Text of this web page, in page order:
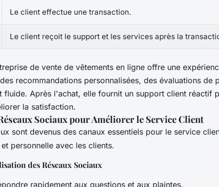
Le client effectue une transaction.
Le client reçoit le support et les services après la
de vente de vêtements en ligne offre une
recommandations personnalisées, des évaluations de
fluide. Après l'achat, elle fournit un support client réactif
la satisfaction.
Sociaux pour Améliorer le Service Client
sont devenus des canaux essentiels pour le service
personnelle avec les clients.
des Réseaux Sociaux
rapidement aux questions et aux plaintes.